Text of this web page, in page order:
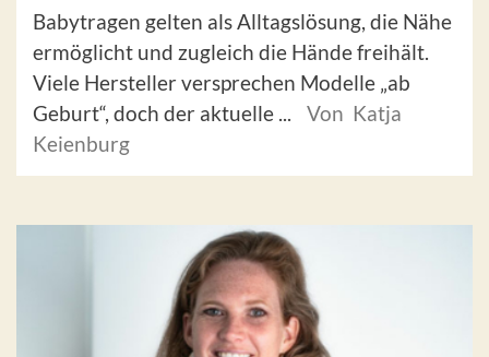
Babytragen gelten als Alltagslösung, die Nähe
ermöglicht und zugleich die Hände freihält.
Viele Hersteller versprechen Modelle „ab
Geburt“, doch der aktuelle ...
Von Katja
Keienburg